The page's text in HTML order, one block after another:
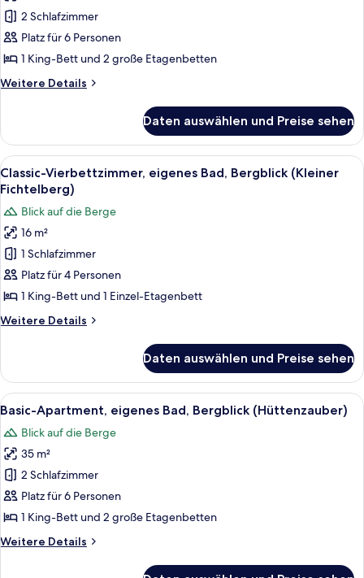
eigenes
Bad,
Bergblick
(Fichtelbergliebe)
anzeigen
2 Schlafzimmer
Platz für 6 Personen
1 King-Bett und 2 große Etagenbetten
Weitere Details
Weitere
Apartment,
eigenes
Bad,
Bergblick
(Fichtelbergliebe)
Daten auswählen und Preise sehen
Alle
Fotos
Classic-
Vierbettzimmer,
eigenes
Bad,
Bergblick
(Kleiner
Fichtelberg)
Eine verschneite Landschaft mit
1
Classic-Vierbettzimmer, eigenes Bad, Bergblick (Kleiner
Fichtelberg)
Blick auf die Berge
16 m²
1 Schlafzimmer
Platz für 4 Personen
1 King-Bett und 1 Einzel-Etagenbett
Weitere Details
Weitere
Vierbettzimmer,
eigenes
Bad,
Bergblick
(Kleiner
Fichtelberg)
Daten auswählen und Preise sehen
Alle
Fotos
für
Basic-
Apartment,
eigenes
Bad,
(Hüttenzauber)
Eine verschneite Landschaft mit
1
Basic-Apartment, eigenes Bad, Bergblick (Hüttenzauber)
Blick auf die Berge
35 m²
2 Schlafzimmer
Platz für 6 Personen
1 King-Bett und 2 große Etagenbetten
Weitere Details
Weitere